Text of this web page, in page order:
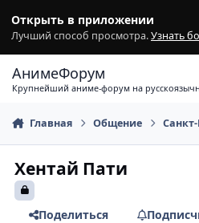
Открыть в приложении
Лучший способ просмотра.Узнать
АнимеФорум
Крупнейший аниме-форум на
Главная Общение
Хентай Пати
Поделиться